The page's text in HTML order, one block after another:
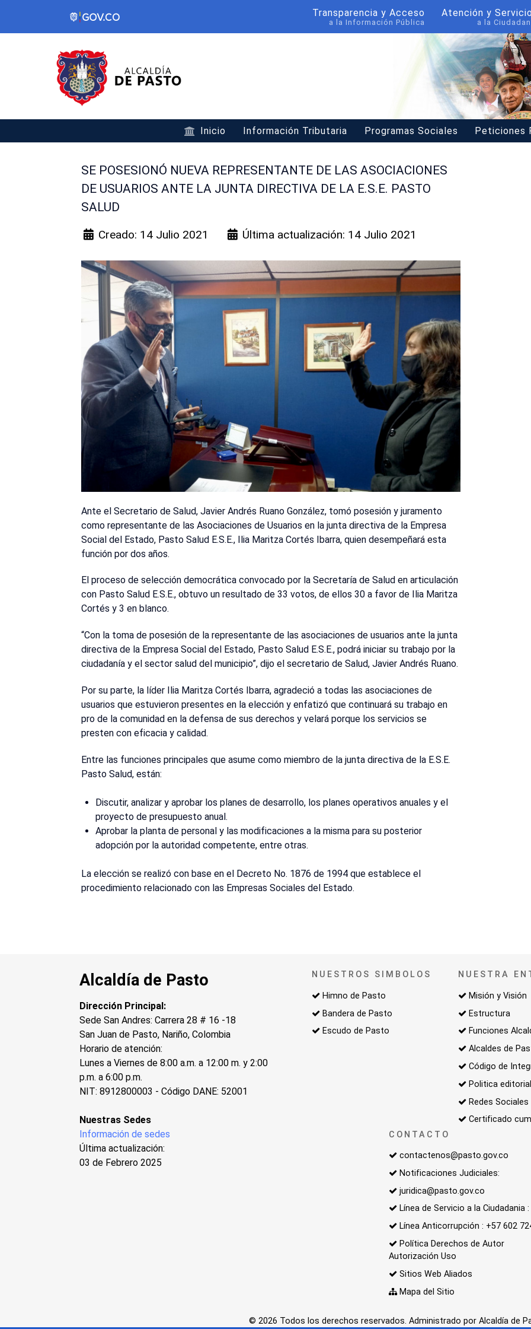
Transparencia y Acceso
a la Información Pública
Atención y
a la
Inicio Información Tributaria Programas Sociales Peticiones
SE POSESIONÓ NUEVA REPRESENTANTE DE LAS ASOCIACIONES
DE USUARIOS ANTE LA JUNTA DIRECTIVA DE LA E.S.E. PASTO
SALUD
Creado: 14 Julio 2021 Última actualización: 14 Julio 2021
Ante el Secretario de Salud, Javier Andrés Ruano González, tomó posesión y juramento
como representante de las Asociaciones de Usuarios en la junta directiva de la Empresa
Social del Estado, Pasto Salud E.S.E., Ilia Maritza Cortés Ibarra, quien desempeñará esta
función por dos años.
El proceso de selección democrática convocado por la Secretaría de Salud en articulación
con Pasto Salud E.S.E., obtuvo un resultado de 33 votos, de ellos 30 a favor de Ilia Maritza
Cortés y 3 en blanco.
“Con la toma de posesión de la representante de las asociaciones de usuarios ante la junta
directiva de la Empresa Social del Estado, Pasto Salud E.S.E., podrá iniciar su trabajo por la
ciudadanía y el sector salud del municipio”, dijo el secretario de Salud, Javier Andrés Ruano.
Por su parte, la líder Ilia Maritza Cortés Ibarra, agradeció a todas las asociaciones de
usuarios que estuvieron presentes en la elección y enfatizó que continuará su trabajo en
pro de la comunidad en la defensa de sus derechos y velará porque los servicios se
presten con eficacia y calidad.
Entre las funciones principales que asume como miembro de la junta directiva de la E.S.E.
Pasto Salud, están:
Discutir, analizar y aprobar los planes de desarrollo, los planes operativos anuales y el
proyecto de presupuesto anual.
Aprobar la planta de personal y las modificaciones a la misma para su posterior
adopción por la autoridad competente, entre otras.
La elección se realizó con base en el Decreto No. 1876 de 1994 que establece el
procedimiento relacionado con las Empresas Sociales del Estado.
Alcaldía de Pasto
Dirección Principal:
Sede San Andres: Carrera 28 # 16 -18
San Juan de Pasto, Nariño, Colombia
Horario de atención:
Lunes a Viernes de 8:00 a.m. a 12:00 m. y 2:00
p.m. a 6:00 p.m.
NIT: 8912800003 - Código DANE: 52001
Nuestras Sedes
Información de sedes
Última actualización:
03 de Febrero 2025
NUESTROS SIMBOLOS
Himno de Pasto
Bandera de Pasto
Escudo de Pasto
NUESTRA
Misión y Visión
Estructura
Funciones
Alcaldes de
Código de
Politica editorial
Redes Sociales
Certificado
CONTACTO
contactenos@pasto.gov.co
Notificaciones Judiciales:
juridica@pasto.gov.co
Línea de Servicio a la Ciudadania
Línea Anticorrupción : +57 602
Política Derechos de Autor
Autorización Uso
Sitios Web Aliados
Mapa del Sitio
© 2026 Todos los derechos reservados. Administrado por Alcaldía de